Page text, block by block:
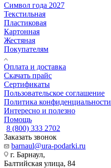
Символ года 2027
Текстильная
Пластиковая
Картонная
Жестяная
Покупателям
Оплата и доставка
Скачать прайс
Сертификаты
Пользовательское соглашение
Политика конфиденциальности
Интересно и полезно
Помощь
8 (800) 333 2702
Заказать звонок
barnaul@ura-podarki.ru
г. Барнаул,
Балтийская улица, 84